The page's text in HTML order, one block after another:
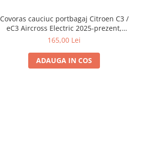
Covoras cauciuc portbagaj Citroen C3 /
eC3 Aircross Electric 2025-prezent,
Rigum Cehia
165,00 Lei
ADAUGA IN COS